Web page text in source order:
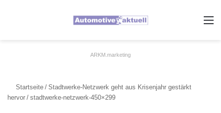
ARKM.marketing
Startseite / Stadtwerke-Netzwerk geht aus Krisenjahr gestärkt
hervor / stadtwerke-netzwerk-450×299